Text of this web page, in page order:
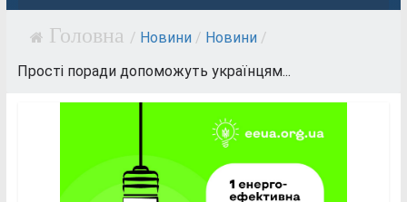
/ Новини / Новини /
Прості поради допоможуть українцям...